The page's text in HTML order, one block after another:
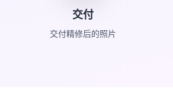
交付
交付精修后的照片